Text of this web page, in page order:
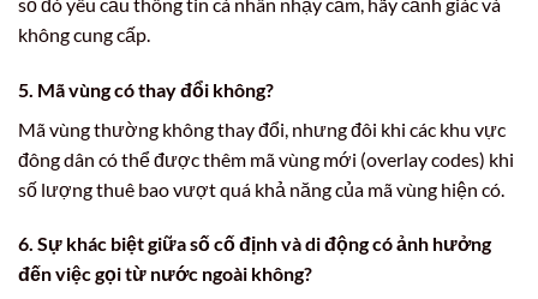
không cung cấp.
5. Mã vùng có thay đổi không?
Mã vùng thường không thay đổi, nhưng đôi khi các khu vực
đông dân có thể được thêm mã vùng mới (overlay codes) khi
số lượng thuê bao vượt quá khả năng của mã vùng hiện có.
6. Sự khác biệt giữa số cố định và di động có ảnh hưởng
đến việc gọi từ nước ngoài không?